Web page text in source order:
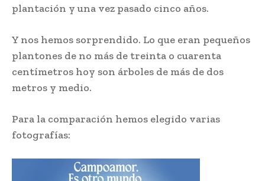
plantación y una vez pasado cinco años.
Y nos hemos sorprendido. Lo que eran pequeños
plantones de no más de treinta o cuarenta
centímetros hoy son árboles de más de dos
metros y medio.
Para la comparación hemos elegido varias
fotografías: